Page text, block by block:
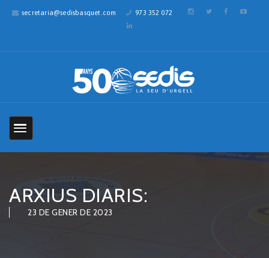
secretaria@sedisbasquet.com 973 352 072
ARXIUS DIARIS:
23 DE GENER DE 2023